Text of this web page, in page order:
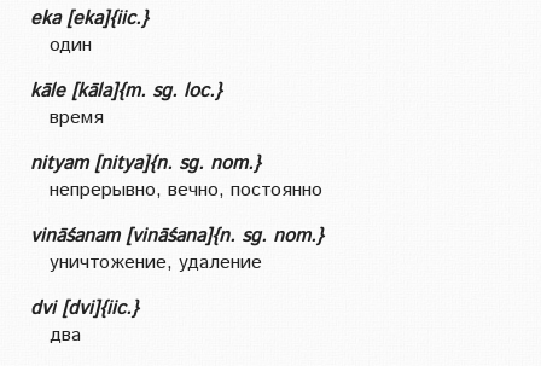
eka [eka]{iic.}
один
kāle [kāla]{m. sg. loc.}
время
nityam [nitya]{n. sg. nom.}
непрерывно, вечно, постоянно
vināśanam [vināśana]{n. sg. nom.}
уничтожение, удаление
dvi [dvi]{iic.}
два